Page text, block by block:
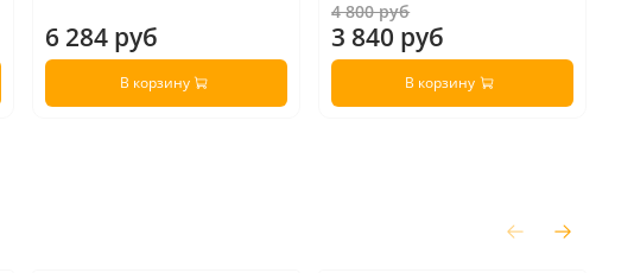
6 284 руб
В корзину
4 800 руб
3 840 руб
В корзину